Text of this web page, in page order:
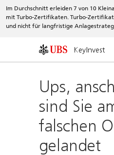
Im Durchschnitt erleiden 7 von 10
mit Turbo-Zertifikaten. Turbo-
und nicht für langfristige
KeyInvest
Ups,
sind Sie
falschen
gelandet